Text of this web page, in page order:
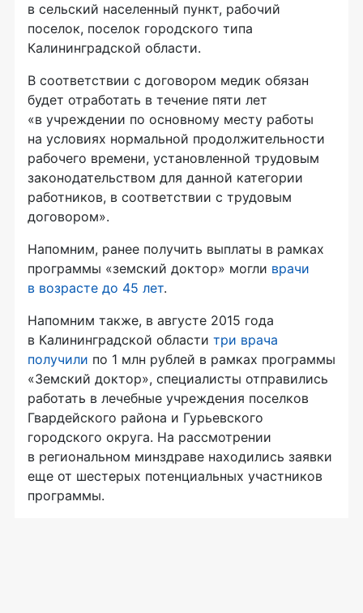
в сельский населенный пункт, рабочий
поселок, поселок городского типа
Калининградской области.
В соответствии с договором медик обязан
будет отработать в течение пяти лет
«в учреждении по основному месту работы
на условиях нормальной продолжительности
рабочего времени, установленной трудовым
законодательством для данной категории
работников, в соответствии с трудовым
договором».
Напомним, ранее получить выплаты в рамках
программы «земский доктор» могли врачи
в возрасте до 45 лет.
Напомним также, в августе 2015 года
в Калининградской области три врача
получили по 1 млн рублей в рамках программы
«Земский доктор», специалисты отправились
работать в лечебные учреждения поселков
Гвардейского района и Гурьевского
городского округа. На рассмотрении
в региональном минздраве находились заявки
еще от шестерых потенциальных участников
программы.